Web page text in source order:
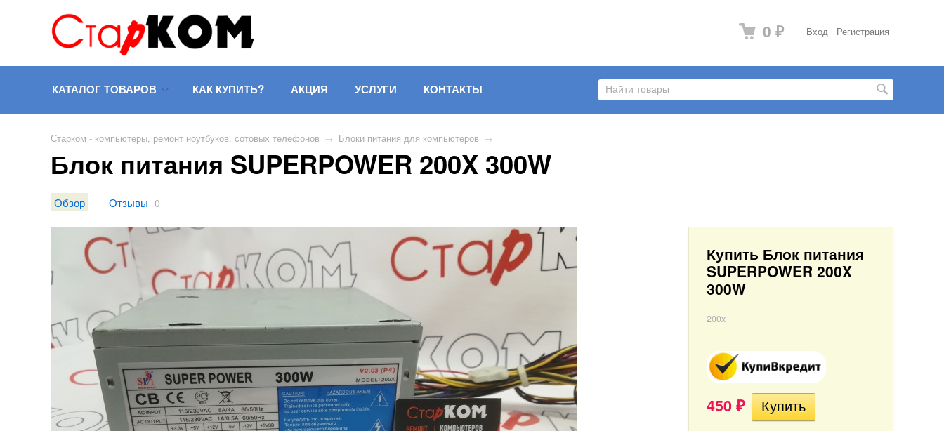
Вход Регистрация
0 ₽
КАТАЛОГ ТОВАРОВ КАК КУПИТЬ? АКЦИЯ УСЛУГИ КОНТАКТЫ
Старком - компьютеры, ремонт ноутбуков, сотовых телефонов → Блоки питания для компьютеров →
Блок питания SUPERPOWER 200X 300W
Обзор Отзывы 0
Купить Блок питания
SUPERPOWER 200X
300W
200x
450 ₽